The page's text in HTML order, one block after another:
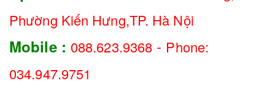
Phường Kiến Hưng,TP. Hà Nội
Mobile : 088.623.9368 - Phone:
034.947.9751